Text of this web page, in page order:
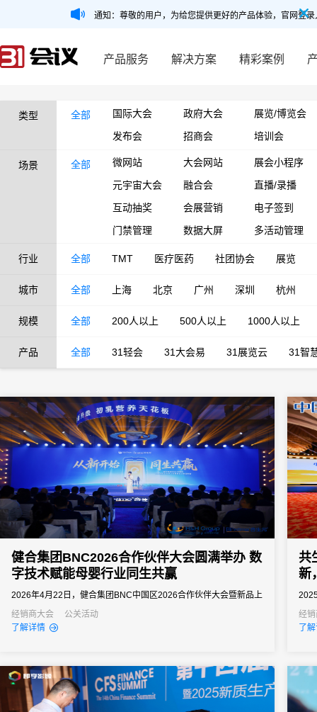
通知：尊敬的用户，为给您提供更好的产品体验，官网登
产品服务 解决方案 精彩案例
类型 全部 国际大会 政府大会
展览/博览会
发布会
招商会 培训会
场景 全部 微网站 大会网站
展会小程序
元宇宙大会
融合会
直播/录播
互动抽奖
会展营销
电子签到
门禁管理
数据大屏 多活动管理
行业 全部 TMT 医疗医药 社团协会 展览
城市 全部 上海 北京 广州 深圳 杭州
规模 全部 200人以上 500人以上 1000人以上
产品 全部 31轻会 31大会易 31展览云 31智
健合集团BNC2026合作伙伴大会圆满举办 数
字技术赋能母婴行业同生共赢
2026年4月22日，健合集团BNC中国区2026合作伙伴大会暨新品上
市发布会在三亚隆重召开。
经销商大会
公关活动
了解详情
共
新
作
一
高质
经
了